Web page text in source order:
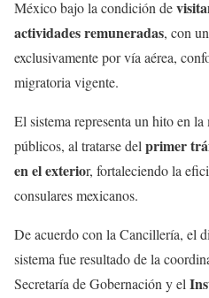
México bajo la condición de
actividades remuneradas, con
exclusivamente por vía aérea,
migratoria vigente.
El sistema representa un hito en
públicos, al tratarse del primer
en el exterior, fortaleciendo la
consulares mexicanos.
De acuerdo con la Cancillería, el
sistema fue resultado de la
Secretaría de Gobernación y el